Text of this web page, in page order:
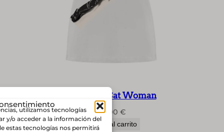
utilizamos tecnologías
y/o acceder a la información del
estas tecnologías nos permitirá
camiseta Cat Woman
25,00 €
Añadir al carrito